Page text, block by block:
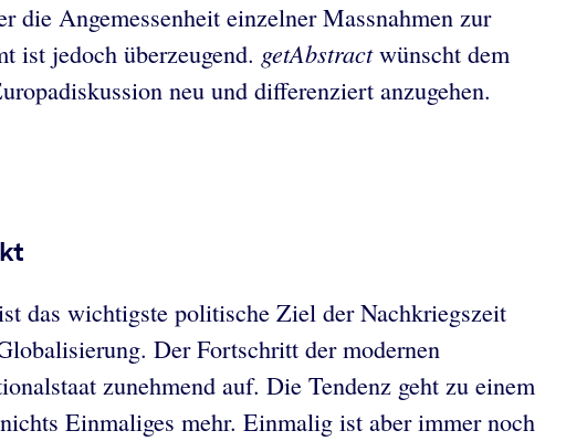
die Angemessenheit einzelner Massnahmen zur
ist jedoch überzeugend. getAbstractwünscht dem
neu und differenziert anzugehen.
das wichtigste politische Ziel der Nachkriegszeit
Der Fortschritt der modernen
zunehmend auf. Die Tendenz geht zu einem
Einmaliges mehr. Einmalig ist aber immer noch